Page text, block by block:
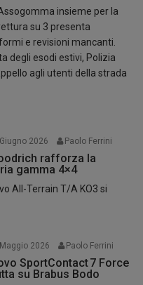
insieme per la
su 3 presenta
e revisioni mancanti.
degli esodi estivi, Polizia
agli utenti della strada
2026 Paolo Ferrini
rafforza la
gamma 4×4
All-Terrain T/A KO3 si
2026 Paolo Ferrini
SportContact 7 Force
su Brabus Bodo